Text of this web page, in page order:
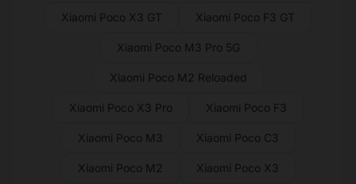
Xiaomi Poco X3 GT Xiaomi Poco F3 GT
Xiaomi Poco M3 Pro 5G
Xiaomi Poco M2 Reloaded
Xiaomi Poco X3 Pro Xiaomi Poco F3
Xiaomi Poco M3 Xiaomi Poco C3
Xiaomi Poco M2 Xiaomi Poco X3